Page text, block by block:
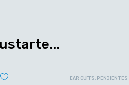
EAR CUFFS, PENDIENTES